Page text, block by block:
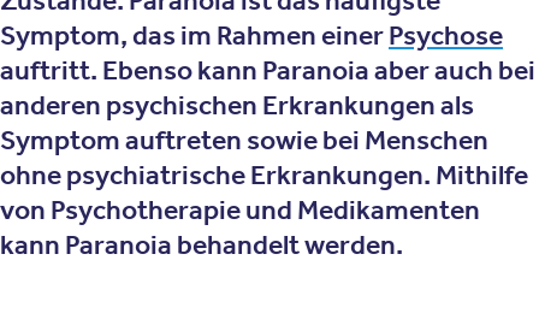
Symptom, das im Rahmen einerPsychose
auftritt. Ebenso kann Paranoia aber auch bei
anderen psychischen Erkrankungen als
Symptom auftreten sowie bei Menschen
ohne psychiatrische Erkrankungen. Mithilfe
von Psychotherapie und Medikamenten
kann Paranoia behandelt werden.